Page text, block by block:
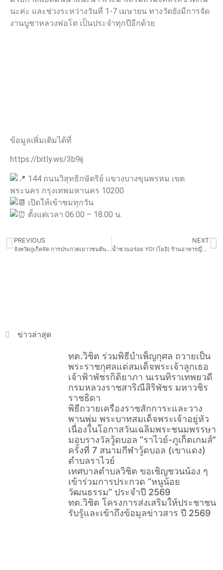
นะค่ะ และช่วงระหว่างวันที่ 1-7 เมษายน ทางวัดยังมีการจัด
งานบูชาหลวงพ่อโต เป็นประจำทุกปีอีกด้วย
ข้อมูลเพิ่มเติมได้ที่
https://bitly.ws/3b9ij
144 ถนนวิสุทธิกษัตริย์ แขวงบางขุนพรหม เขต
พระนคร กรุงเทพมหานคร 10200
เปิดให้เข้าชมทุกวัน
ตั้งแต่เวลา 06.00 – 18.00 น.
PREVIOUS
จังหวัดภูเก็ตจัด การประกวดเยาวชนต้นแบบเก่งและดี TO BE NUMBER ONE (TO BE NUMBER ONE IDOL) รุ่นที่ 14 ประจำปี 2567
NEXT
น้ำชวนอร่อย YOI (โยอิ) ร้านอาหารญี่ปุ่นย่านป่าตอง
ข่าวล่าสุด
ทต.วิชิต ร่วมพิธีบำเพ็ญกุศล ถวายเป็น
พระราชกุศลแด่สมเด็จพระเจ้าลูกเธอ
เจ้าฟ้าพัชรกิติยาภา นเรนทิราเทพยวดี
กรมหลวงราชสาริณีสิริพัชร มหาวชิร
ราชธิดา
พิธีถวายเครื่องราชสักการะและวาง
พานพุ่ม พระบาทสมเด็จพระเจ้าอยู่หัว
เนื่องในโอกาสวันเฉลิมพระชนมพรรษา
มอบรางวัลวู้ดบอล ”ราไวย์-ภูเก็ตเกมส์”
ครั้งที่ 7 สนามกีฬาวู้ดบอล (เขาแดง)
ตำบลราไวย์
เทศบาลตำบลวิชิต ขอเชิญชวนน้อง ๆ
เข้าร่วมการประกวด “หนูน้อย
วัฒนธรรม” ประจำปี 2569
ทต.วิชิต โครงการส่งเสริมให้ประชาชน
รับรู้และเข้าถึงข้อมูลข่าวสาร ปี 2569